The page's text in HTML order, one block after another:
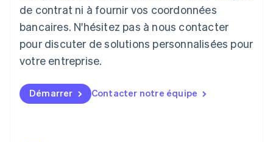
de contrat ni à fournir vos coordonnées
bancaires. N'hésitez pas à nous contacter
pour discuter de solutions personnalisées pour
votre entreprise.
Démarrer Contacter notre équipe
Lettonie
English
Liechtenstein
DeutschEnglish
English
FrançaisDeutschEnglish
Malaisie